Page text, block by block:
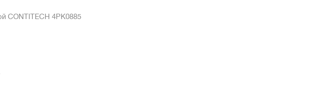
CONTITECH 4PK0885